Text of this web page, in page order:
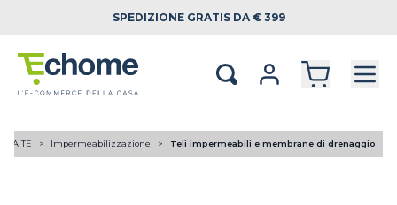
SPEDIZIONE GRATIS DA € 399
DA TE Impermeabilizzazione Teli impermeabili e membrane di drenaggio